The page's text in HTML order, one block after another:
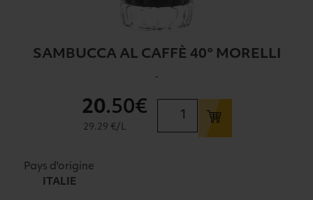
SAMBUCCA AL CAFFÈ 40° MORELLI
-
SAMBUCCA
20.50€
29.29 €/L
Pays d'origine
ITALIE